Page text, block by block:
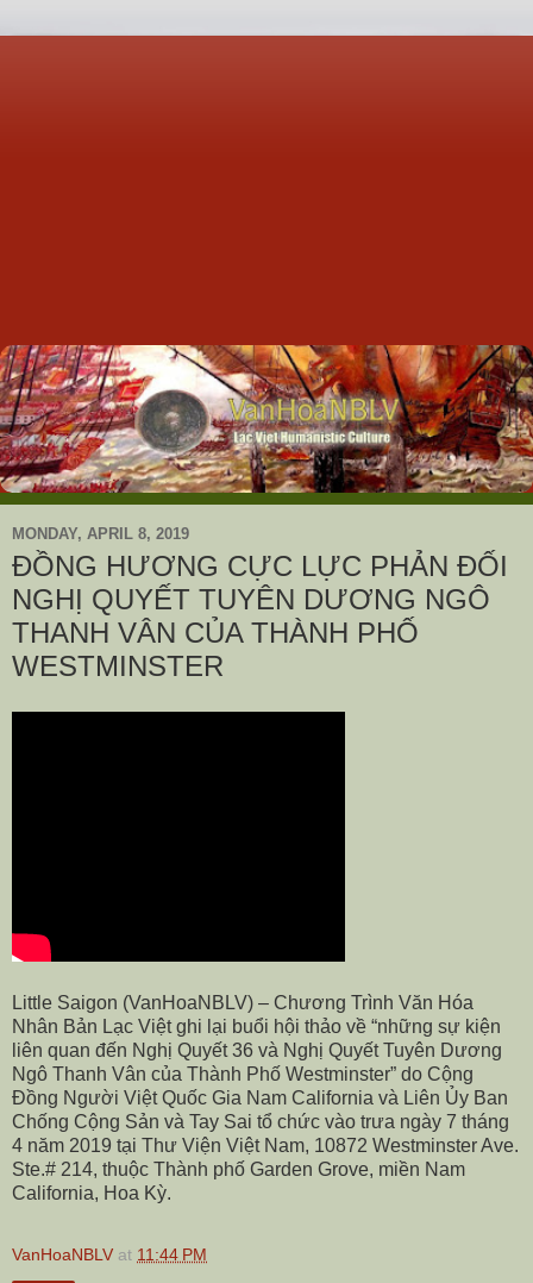
MONDAY, APRIL 8, 2019
ĐỒNG HƯƠNG CỰC LỰC PHẢN ĐỐI
NGHỊ QUYẾT TUYÊN DƯƠNG NGÔ
THANH VÂN CỦA THÀNH PHỐ
WESTMINSTER
Little Saigon (VanHoaNBLV) – Chương Trình Văn Hóa
Nhân Bản Lạc Việt ghi lại buổi hội thảo về “những sự kiện
liên quan đến Nghị Quyết 36 và Nghị Quyết Tuyên Dương
Ngô Thanh Vân của Thành Phố Westminster” do Cộng
Đồng Người Việt Quốc Gia Nam California và Liên Ủy Ban
Chống Cộng Sản và Tay Sai tổ chức vào trưa ngày 7 tháng
4 năm 2019 tại Thư Viện Việt Nam, 10872 Westminster Ave.
Ste.# 214, thuộc Thành phố Garden Grove, miền Nam
California, Hoa Kỳ.
VanHoaNBLV at 11:44 PM